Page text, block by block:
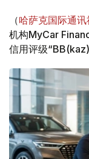
（哈萨克国际通
机构MyCar
信用评级